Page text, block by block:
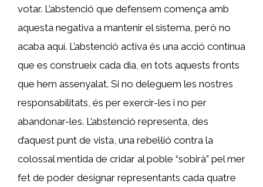
votar. L’abstenció que defensem comença amb
aquesta negativa a mantenir el sistema, però no
acaba aquí. L’abstenció activa és una acció contínua
que es construeix cada dia, en tots aquests fronts
que hem assenyalat. Si no deleguem les nostres
responsabilitats, és per exercir-les i no per
abandonar-les. L’abstenció representa, des
d’aquest punt de vista, una rebel·lió contra la
colossal mentida de cridar al poble “sobirà” pel mer
fet de poder designar representants cada quatre